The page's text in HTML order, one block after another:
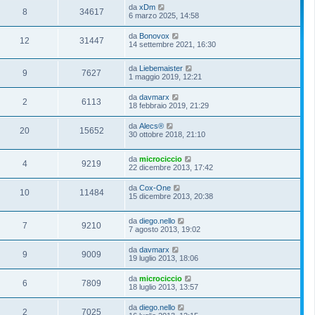
8 34617 da xDm
6 marzo 2025, 14:58
12 31447 da Bonovox
14 settembre 2021, 16:30
9 7627 da
Liebemaister
1 maggio 2019, 12:21
2 6113 da davmarx
18 febbraio 2019, 21:29
20 15652 da Alecs®
30 ottobre 2018, 21:10
4 9219 da microciccio
22 dicembre 2013, 17:42
10 11484 da Cox-One
15 dicembre 2013, 20:38
7 9210 da diego.nello
7 agosto 2013, 19:02
9 9009 da davmarx
19 luglio 2013, 18:06
6 7809 da microciccio
18 luglio 2013, 13:57
2 7025 da diego.nello